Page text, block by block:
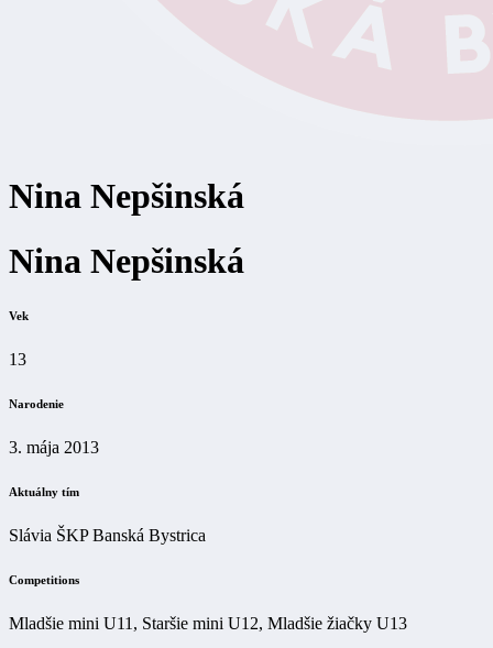
Nina Nepšinská
Nina Nepšinská
Vek
13
Narodenie
3. mája 2013
Aktuálny tím
Slávia ŠKP Banská Bystrica
Competitions
Mladšie mini U11, Staršie mini U12, Mladšie žiačky U13